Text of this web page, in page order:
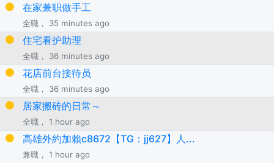
在家兼职做手工
全職， 35 minutes ago
住宅看护助理
全職， 36 minutes ago
花店前台接待员
全職， 36 minutes ago
居家搬砖的日常～
全職， 1 hour ago
高雄外約加賴c8672【TG：jj627】人...
兼職， 1 hour ago